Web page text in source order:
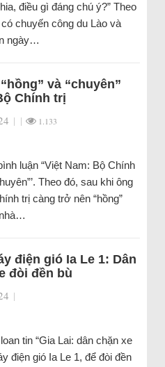
điều gì đáng chú ý?” Theo
chuyến công du Lào và
ngày…
và “chuyên”
Chính trị
| | 1.133
luận “Việt Nam: Bộ Chính
Theo đó, sau khi ông
trị càng trở nên “hồng”
điện gió Ia Le 1: Dân
đòi đền bù
|
tin “Gia Lai: dân chặn xe
điện gió Ia Le 1, để đòi đền